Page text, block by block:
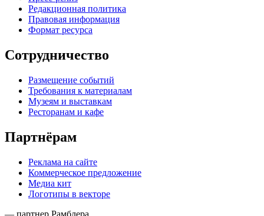
Редакционная политика
Правовая информация
Формат ресурса
Сотрудничество
Размещение событий
Требования к материалам
Музеям и выставкам
Ресторанам и кафе
Партнёрам
Реклама на сайте
Коммерческое предложение
Медиа кит
Логотипы в векторе
— партнер Рамблера